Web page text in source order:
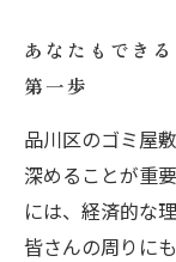
あなたもでき
第一歩
品川区のゴミ屋
深めることが重
には、経済的な
皆さんの周りに